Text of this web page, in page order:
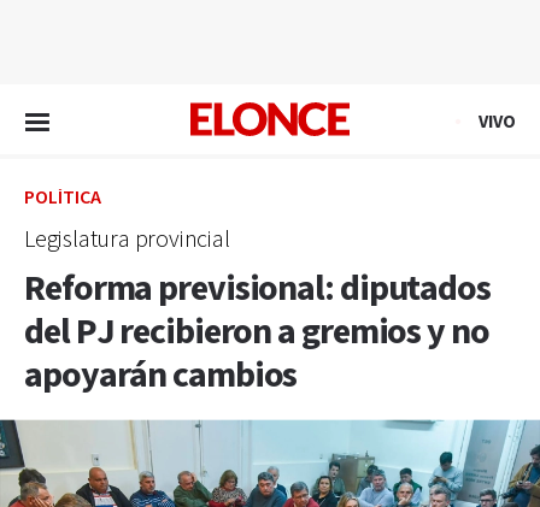
VIVO
POLÍTICA
Legislatura provincial
Reforma previsional: diputados
del PJ recibieron a gremios y no
apoyarán cambios